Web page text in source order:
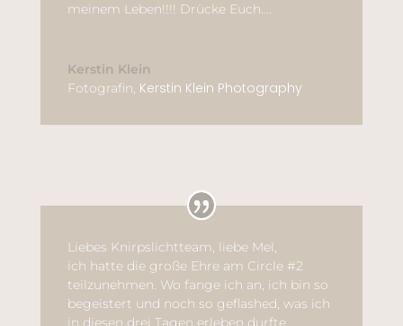
meinem Leben!!!! Drücke Euch….
Kerstin Klein
Fotografin, Kerstin Klein Photography
Liebes Knirpslichtteam, liebe Mel,
ich hatte die große Ehre am Circle #2
teilzunehmen. Wo fange ich an, ich bin so
begeistert und noch so geflashed, was ich
in diesen drei Tagen erleben durfte.